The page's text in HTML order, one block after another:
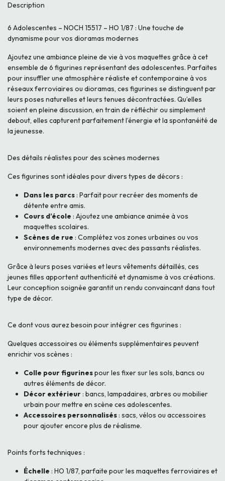
Description
6 Adolescentes – NOCH 15517 – HO 1/87 : Une touche de
dynamisme pour vos dioramas modernes
Ajoutez une ambiance pleine de vie à vos maquettes grâce à cet
ensemble de 6 figurines représentant des adolescentes. Parfaites
pour insuffler une atmosphère réaliste et contemporaine à vos
réseaux ferroviaires ou dioramas, ces figurines se distinguent par
leurs poses naturelles et leurs tenues décontractées. Qu’elles
soient en pleine discussion, en train de réfléchir ou simplement
debout, elles capturent parfaitement l’énergie et la spontanéité de
la jeunesse.
Des détails réalistes pour des scènes modernes
Ces figurines sont idéales pour divers types de décors :
Dans les parcs : Parfait pour recréer des moments de
détente entre amis.
Cours d’école : Ajoutez une ambiance animée à vos
maquettes scolaires.
Scènes de rue : Complétez vos zones urbaines ou vos
environnements modernes avec des passants réalistes.
Grâce à leurs poses variées et leurs vêtements détaillés, ces
jeunes filles apportent authenticité et dynamisme à vos créations.
Leur conception soignée garantit un rendu convaincant dans tout
type de décor.
Ce dont vous aurez besoin pour intégrer ces figurines :
Quelques accessoires ou éléments supplémentaires peuvent
enrichir vos scènes :
Colle pour figurinespour les fixer sur les sols, bancs ou
autres éléments de décor.
Décor extérieur : bancs, lampadaires, arbres ou mobilier
urbain pour mettre en scène ces adolescentes.
Accessoires personnalisés : sacs, vélos ou accessoires
pour ajouter encore plus de réalisme.
Points forts techniques :
Échelle : HO 1/87, parfaite pour les maquettes ferroviaires et